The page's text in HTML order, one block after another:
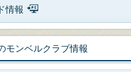
情報
モンベルクラブ情報